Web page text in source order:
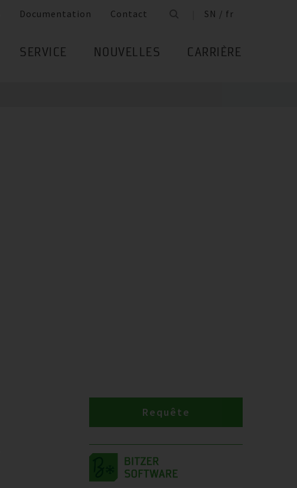
Documentation Contact SN / fr
SERVICE NOUVELLES CARRIÈRE
Requête